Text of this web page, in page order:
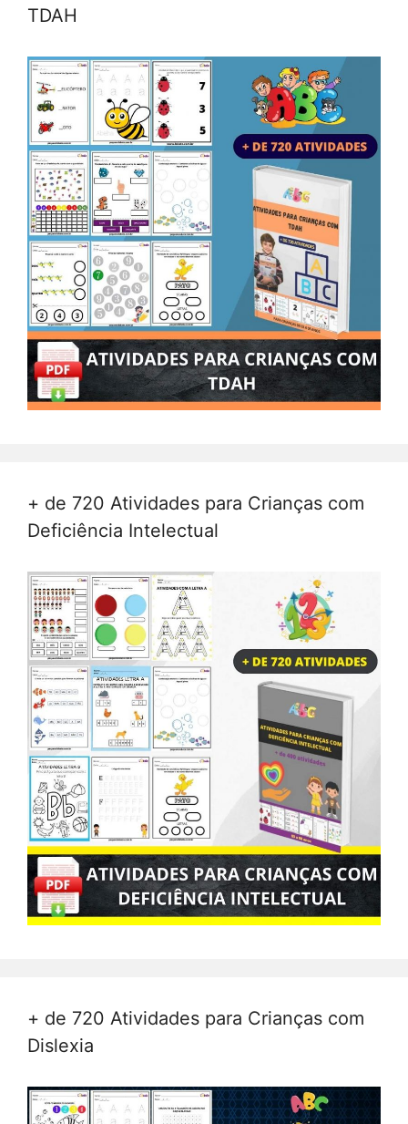
TDAH
+ de 720 Atividades para Crianças com
Deficiência Intelectual
+ de 720 Atividades para Crianças com
Dislexia